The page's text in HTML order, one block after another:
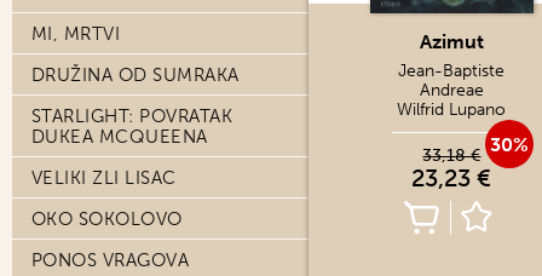
MI, MRTVI
DRUŽINA OD SUMRAKA
STARLIGHT: POVRATAK
DUKEA MCQUEENA
VELIKI ZLI LISAC
OKO SOKOLOVO
PONOS VRAGOVA
Azimut
Jean-Baptiste
Andreae
Wilfrid Lupano
30%
33,18 €
23,23 €